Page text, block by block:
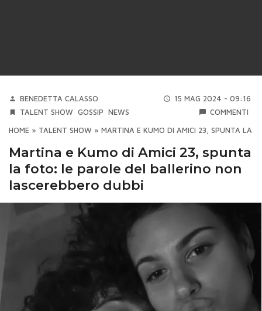
BENEDETTA CALASSO
15 MAG 2024 - 09:16
TALENT SHOW GOSSIP NEWS COMMENTI
HOME » TALENT SHOW » MARTINA E KUMO DI AMICI 23, SPUNTA LA
Martina e Kumo di Amici 23, spunta
la foto: le parole del ballerino non
lascerebbero dubbi